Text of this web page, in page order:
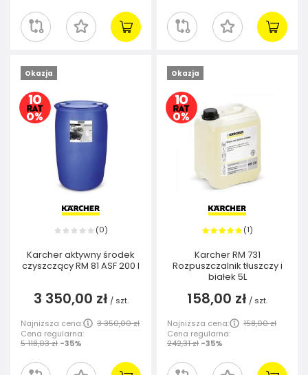
Okazja
(0)
Karcher aktywny środek
czyszczący RM 81 ASF 200 l
3 350,00 zł / szt.
Najniższa cena:
3 350,00 zł
Cena regularna:
5 118,03 zł -35%
Okazja
(1)
Karcher RM 731
Rozpuszczalnik tłuszczy i
białek 5L
158,00 zł / szt.
Najniższa cena:
158,00 zł
Cena regularna:
242,31 zł -35%